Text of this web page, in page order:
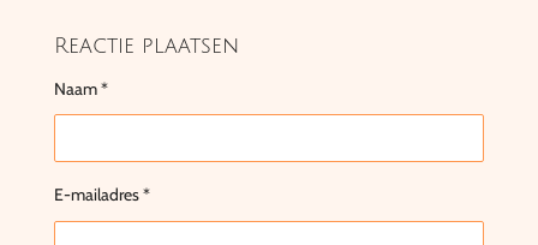
Reactie plaatsen
Naam *
E-mailadres *